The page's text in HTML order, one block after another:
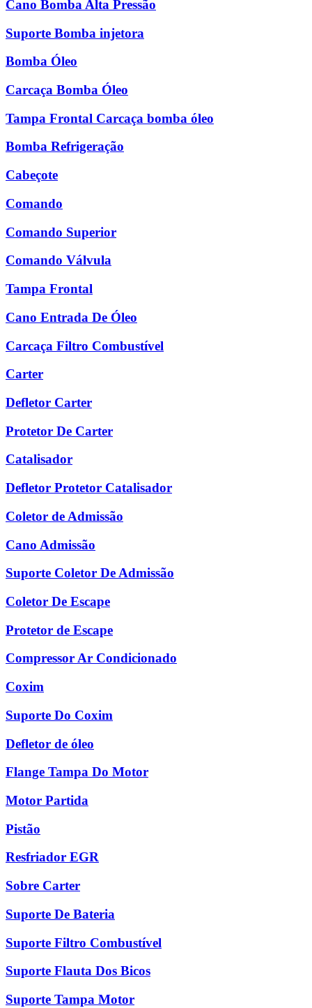
Cano Bomba Alta Pressão
Suporte Bomba injetora
Bomba Óleo
Carcaça Bomba Óleo
Tampa Frontal Carcaça bomba óleo
Bomba Refrigeração
Cabeçote
Comando
Comando Superior
Comando Válvula
Tampa Frontal
Cano Entrada De Óleo
Carcaça Filtro Combustível
Carter
Defletor Carter
Protetor De Carter
Catalisador
Defletor Protetor Catalisador
Coletor de Admissão
Cano Admissão
Suporte Coletor De Admissão
Coletor De Escape
Protetor de Escape
Compressor Ar Condicionado
Coxim
Suporte Do Coxim
Defletor de óleo
Flange Tampa Do Motor
Motor Partida
Pistão
Resfriador EGR
Sobre Carter
Suporte De Bateria
Suporte Filtro Combustível
Suporte Flauta Dos Bicos
Suporte Tampa Motor